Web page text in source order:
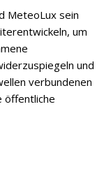
MeteoLux sein
um
und
verbundenen
öffentliche